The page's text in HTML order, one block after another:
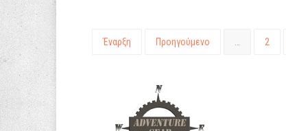
Έναρξη Προηγούμενο 2